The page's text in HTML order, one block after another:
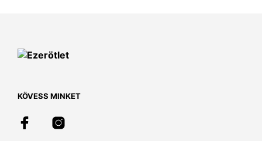
KÖVESS MINKET